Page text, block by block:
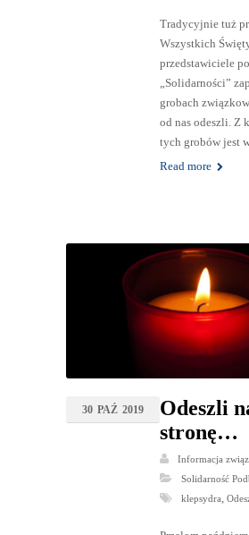
Tradycyjnie tuż
Wszystkich
przedstawiciele
„Solidarności”
grobach
od nas odeszli. Z
tych grobów jest
Read more
30 PAŹ 2019
Odeszli
stronę…
Informacja
Solidarność
klepsydra